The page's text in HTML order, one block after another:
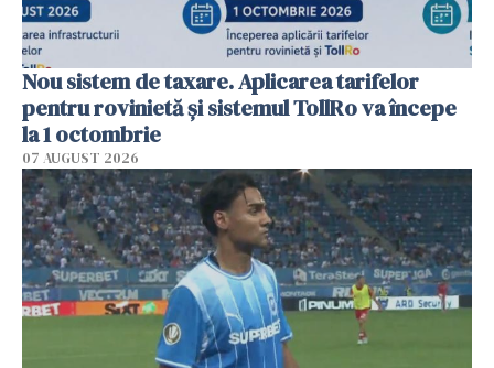
Nou sistem de taxare. Aplicarea tarifelor
pentru rovinietă şi sistemul TollRo va începe
la 1 octombrie
07 AUGUST 2026